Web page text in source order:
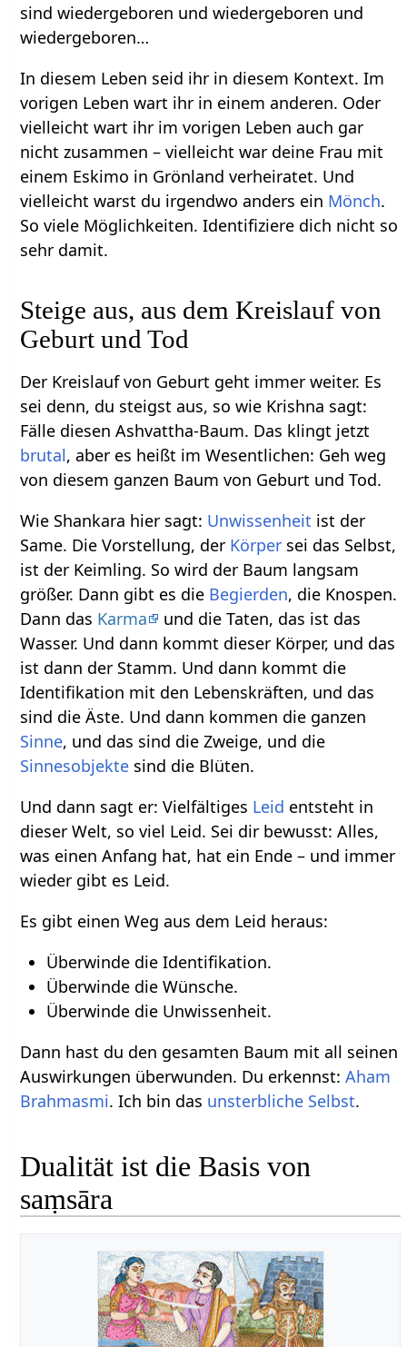
sind wiedergeboren und wiedergeboren und
wiedergeboren…
In diesem Leben seid ihr in diesem Kontext. Im
vorigen Leben wart ihr in einem anderen. Oder
vielleicht wart ihr im vorigen Leben auch gar
nicht zusammen – vielleicht war deine Frau mit
einem Eskimo in Grönland verheiratet. Und
vielleicht warst du irgendwo anders ein Mönch.
So viele Möglichkeiten. Identifiziere dich nicht so
sehr damit.
Steige aus, aus dem Kreislauf von
Geburt und Tod
Der Kreislauf von Geburt geht immer weiter. Es
sei denn, du steigst aus, so wie Krishna sagt:
Fälle diesen Ashvattha-Baum. Das klingt jetzt
brutal, aber es heißt im Wesentlichen: Geh weg
von diesem ganzen Baum von Geburt und Tod.
Wie Shankara hier sagt: Unwissenheit ist der
Same. Die Vorstellung, der Körper sei das Selbst,
ist der Keimling. So wird der Baum langsam
größer. Dann gibt es die Begierden, die Knospen.
Dann das Karma
und die Taten, das ist das
Wasser. Und dann kommt dieser Körper, und das
ist dann der Stamm. Und dann kommt die
Identifikation mit den Lebenskräften, und das
sind die Äste. Und dann kommen die ganzen
Sinne, und das sind die Zweige, und die
Sinnesobjekte sind die Blüten.
Und dann sagt er: Vielfältiges Leid entsteht in
dieser Welt, so viel Leid. Sei dir bewusst: Alles,
was einen Anfang hat, hat ein Ende – und immer
wieder gibt es Leid.
Es gibt einen Weg aus dem Leid heraus:
Überwinde die Identifikation.
Überwinde die Wünsche.
Überwinde die Unwissenheit.
Dann hast du den gesamten Baum mit all seinen
Auswirkungen überwunden. Du erkennst:Aham
Brahmasmi. Ich bin das unsterbliche Selbst.
Dualität ist die Basis von
saṃsāra